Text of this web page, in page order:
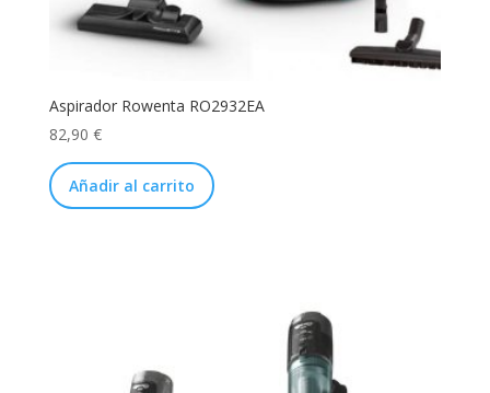
Aspirador Rowenta RO2932EA
82,90 €
Añadir al carrito